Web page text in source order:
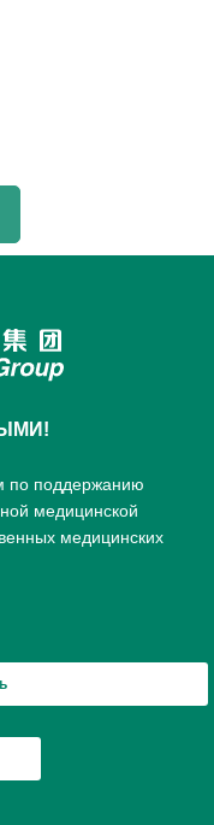
по поддержанию
медицинской
медицинских